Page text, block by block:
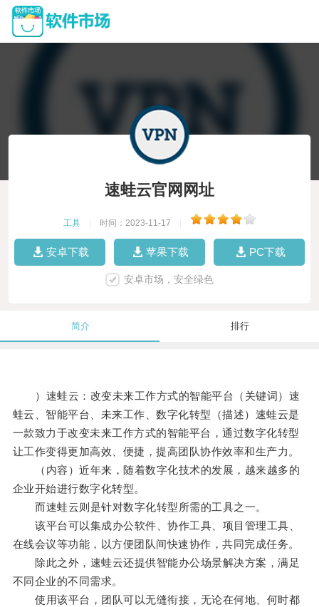
速蛙云官网网址
工具 时间：2023-11-17
安卓下载 苹果下载 PC下载
安卓市场，安全绿色
简介 排行
）速蛙云：改变未来工作方式的智能平台（关键词）速
蛙云、智能平台、未来工作、数字化转型（描述）速蛙云是
一款致力于改变未来工作方式的智能平台，通过数字化转型
让工作变得更加高效、便捷，提高团队协作效率和生产力。
（内容）近年来，随着数字化技术的发展，越来越多的
企业开始进行数字化转型。
而速蛙云则是针对数字化转型所需的工具之一。
该平台可以集成办公软件、协作工具、项目管理工具、
在线会议等功能，以方便团队间快速协作，共同完成任务。
除此之外，速蛙云还提供智能办公场景解决方案，满足
不同企业的不同需求。
使用该平台，团队可以无缝衔接，无论在何地、何时都